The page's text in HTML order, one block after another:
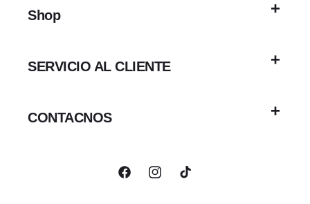
Shop
SERVICIO AL CLIENTE
CONTACNOS
FacebookInstagramTikTok